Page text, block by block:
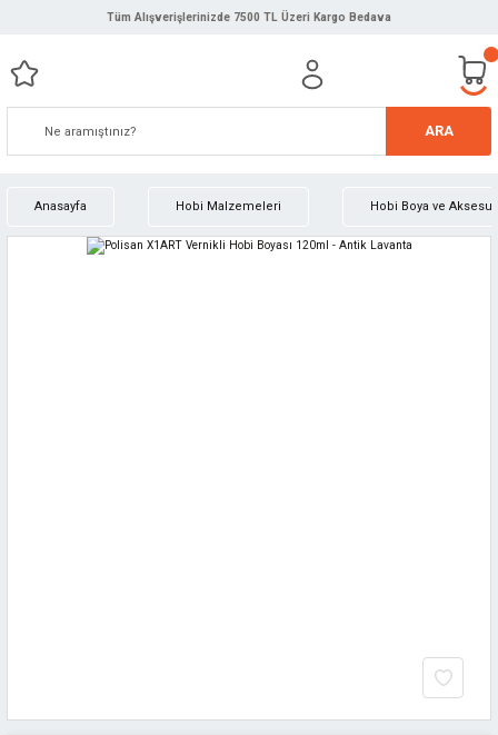
Tüm Alışverişlerinizde 7500 TL Üzeri Kargo Bedava
ARA
Anasayfa Hobi Malzemeleri Hobi Boya ve